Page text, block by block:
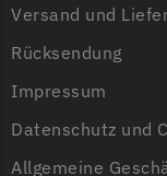
WOLF-Garten
Wolf-Garten Messer
Versand und
Rücksendung
Impressum
Datenschutz und
Allgemeine